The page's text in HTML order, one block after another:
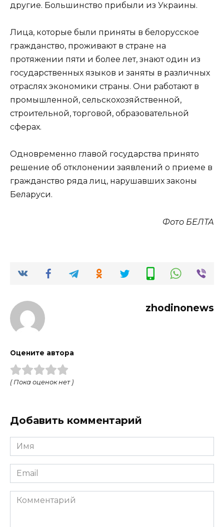
другие. Большинство прибыли из Украины.
Лица, которые были приняты в белорусское
гражданство, проживают в стране на
протяжении пяти и более лет, знают один из
государственных языков и заняты в различных
отраслях экономики страны. Они работают в
промышленной, сельскохозяйственной,
строительной, торговой, образовательной
сферах.
Одновременно главой государства принято
решение об отклонении заявлений о приеме в
гражданство ряда лиц, нарушавших законы
Беларуси.
Фото БЕЛТА
zhodinonews
Оцените автора
( Пока оценок нет )
Добавить комментарий
Имя
*
Email
*
Комментарий